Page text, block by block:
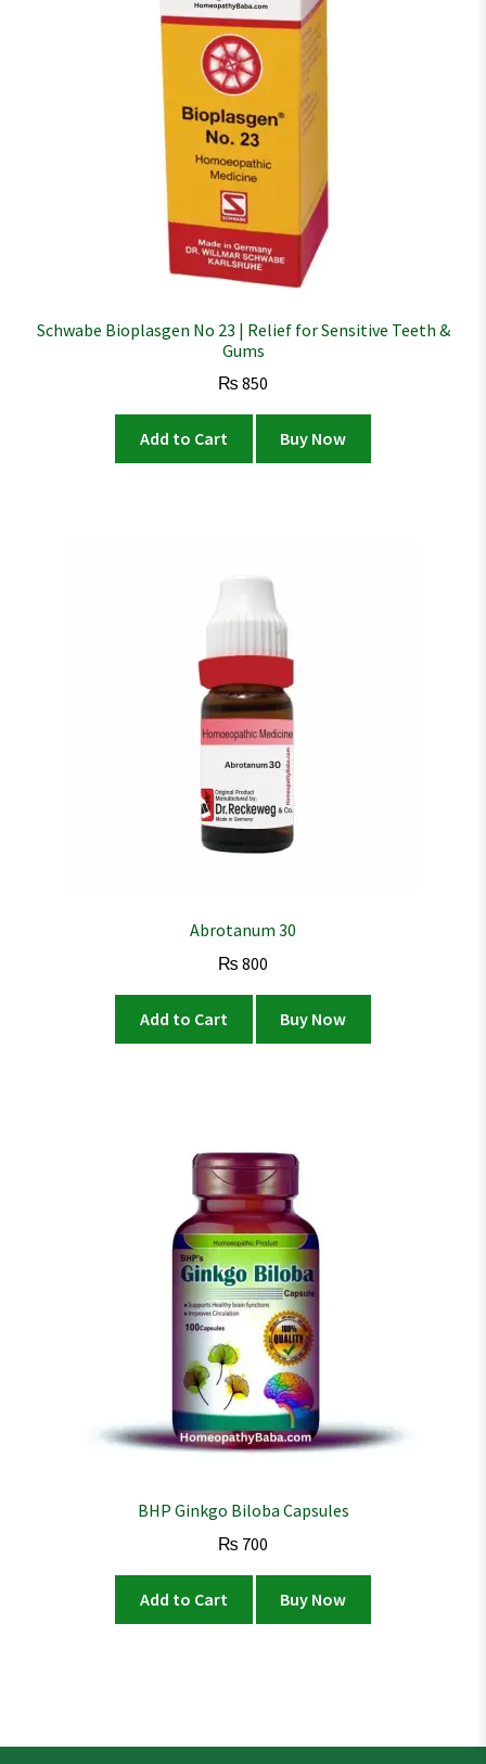
Schwabe Bioplasgen No 23 | Relief for Sensitive Teeth &
Gums
₨ 850
Add to Cart Buy Now
Abrotanum 30
₨ 800
Add to Cart Buy Now
BHP Ginkgo Biloba Capsules
₨ 700
Add to Cart Buy Now